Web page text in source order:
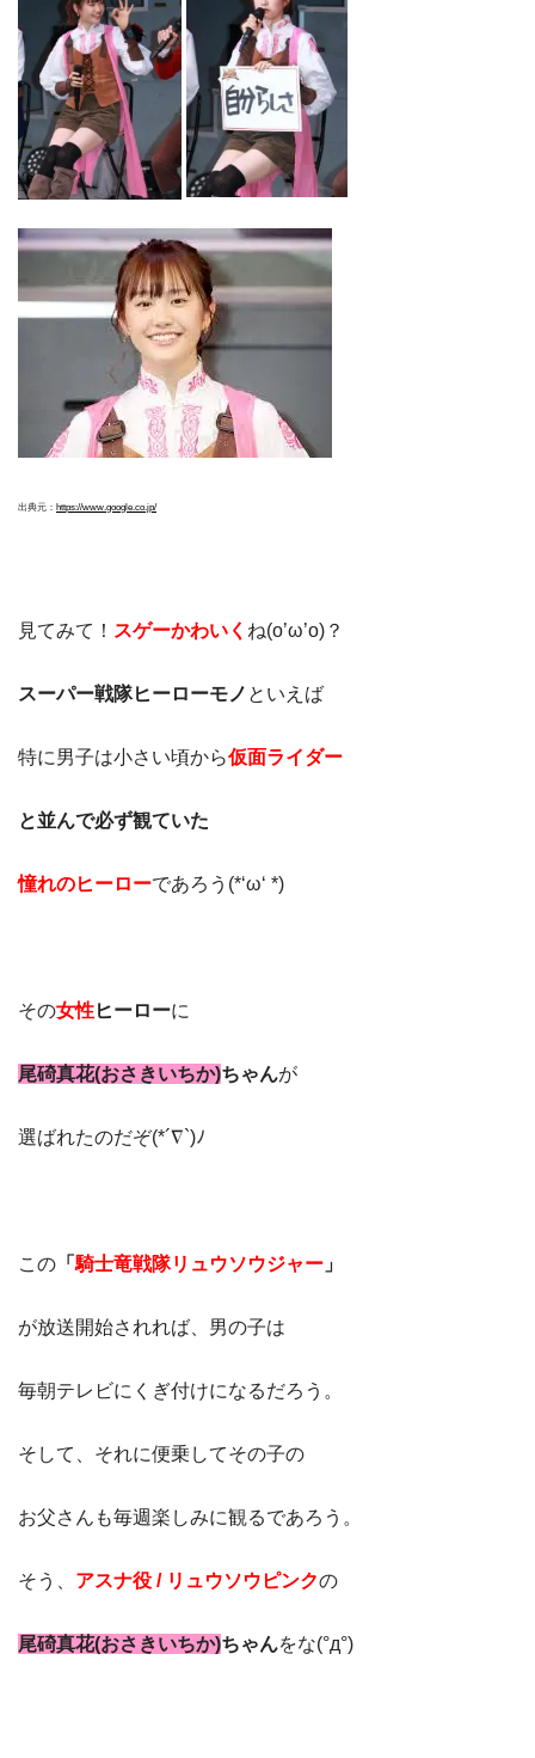
出典元： https://www.google.co.jp/
見てみて！ スゲーかわいく ね(o’ω’o)？
スーパー戦隊ヒーローモノ といえば
特に男子は小さい頃から仮面ライダー
と並んで必ず観ていた
憧れのヒーローであろう(*‘ω‘ *)
その女性ヒーローに
尾碕真花(おさきいちか)ちゃんが
選ばれたのだぞ(*´∇`)ﾉ
この 「 騎士竜戦隊リュウソウジャー 」
が放送開始されれば、男の子は
毎朝テレビにくぎ付けになるだろう。
そして、それに便乗してその子の
お父さんも毎週楽しみに観るであろう。
そう、 アスナ役 / リュウソウピンクの
尾碕真花(おさきいちか)ちゃんをな(°д°)